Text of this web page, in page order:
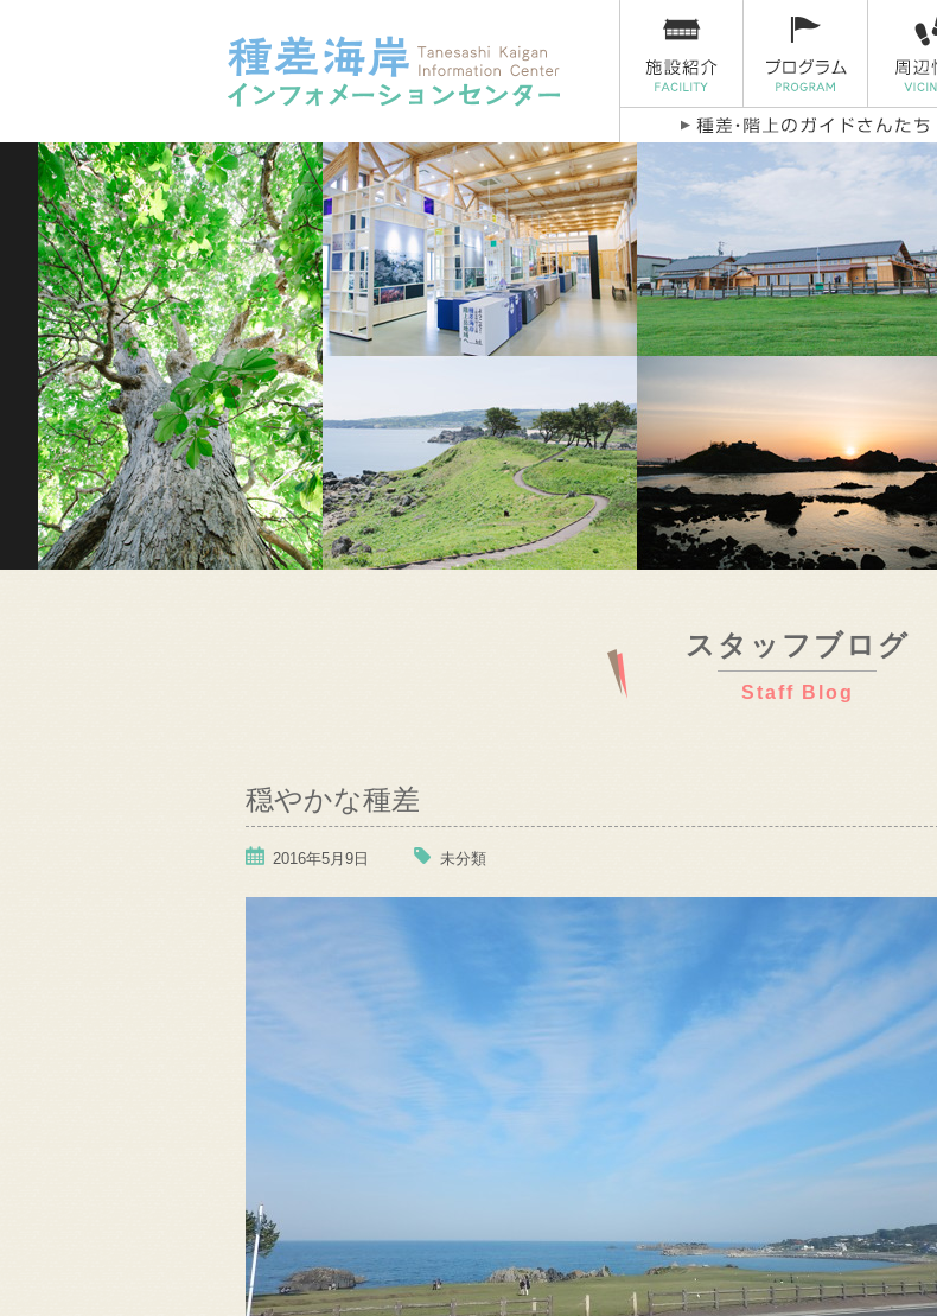
スタッフブログ
Staff Blog
穏やかな種差
2016年5月9日 未分類